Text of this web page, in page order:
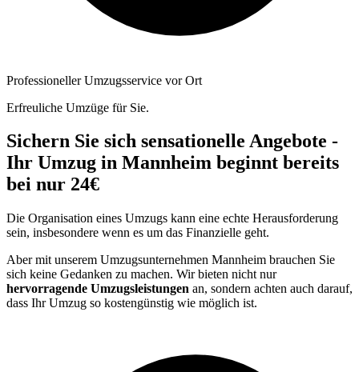
Professioneller Umzugsservice vor Ort
Erfreuliche Umzüge für Sie.
Sichern Sie sich sensationelle Angebote -
Ihr Umzug in Mannheim beginnt bereits
bei nur 24€
Die Organisation eines Umzugs kann eine echte Herausforderung
sein, insbesondere wenn es um das Finanzielle geht.
Aber mit unserem Umzugsunternehmen Mannheim brauchen Sie
sich keine Gedanken zu machen. Wir bieten nicht nur
hervorragende Umzugsleistungen an, sondern achten auch darauf,
dass Ihr Umzug so kostengünstig wie möglich ist.